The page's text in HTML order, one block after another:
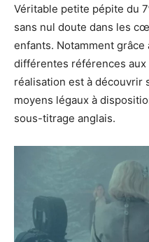
Véritable petite pépite du 7
sans nul doute dans les
enfants. Notamment
différentes références
réalisation est à découvrir
moyens légaux à
sous-titrage anglais.